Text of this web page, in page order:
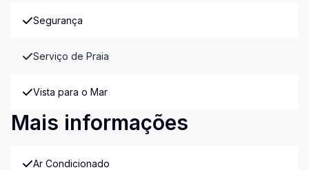
Segurança
Serviço de Praia
Vista para o Mar
Mais informações
Ar Condicionado